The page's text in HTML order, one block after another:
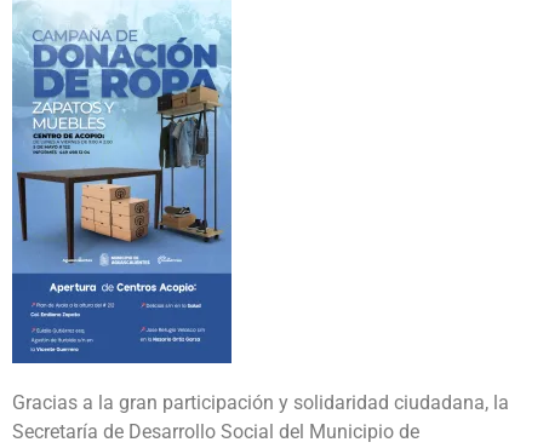
Gracias a la gran participación y solidaridad ciudadana, la
Secretaría de Desarrollo Social del Municipio de